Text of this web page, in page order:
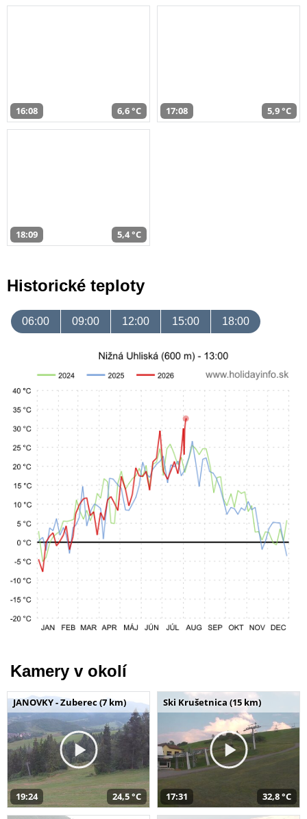
16:08 6,6 °C 17:08 5,9 °C
18:09 5,4 °C
Historické teploty
06:00 09:00 12:00 15:00 18:00
Kamery v okolí
JANOVKY - Zuberec (7 km)
19:24 24,5 °C
Ski Krušetnica (15 km)
17:31 32,8 °C